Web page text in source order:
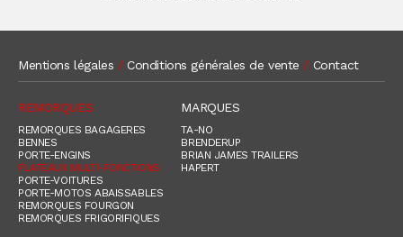
Mentions légales / Conditions générales de vente / Contact
REMORQUES
REMORQUES BAGAGERES
BENNES
PORTE-ENGINS
PLATEAUX MULTI-FONCTIONS
PORTE-VOITURES
PORTE-MOTOS ABAISSABLES
REMORQUES FOURGON
REMORQUES FRIGORIFIQUES
MARQUES
TA-NO
BRENDERUP
BRIAN JAMES TRAILERS
HAPERT